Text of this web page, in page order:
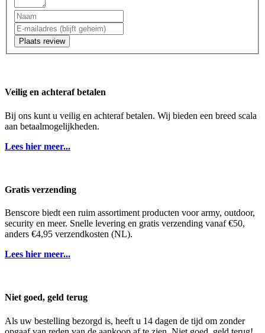
Plaats review
Veilig en achteraf betalen
Bij ons kunt u veilig en achteraf betalen. Wij bieden een breed scala
aan betaalmogelijkheden.
Lees hier meer...
Gratis verzending
Benscore biedt een ruim assortiment producten voor army, outdoor,
security en meer. Snelle levering en gratis verzending vanaf €50,
anders €4,95 verzendkosten (NL).
Lees hier meer...
Niet goed, geld terug
Als uw bestelling bezorgd is, heeft u 14 dagen de tijd om zonder